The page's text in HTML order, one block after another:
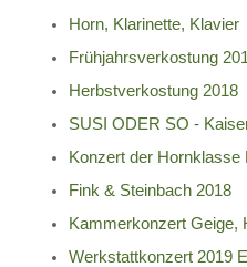
Horn, Klarinette, Klavier
Frühjahrsverkostung
Herbstverkostung 2018
SUSI ODER SO -
Konzert der
Fink & Steinbach 2018
Kammerkonzert Geige,
Werkstattkonzert 2019